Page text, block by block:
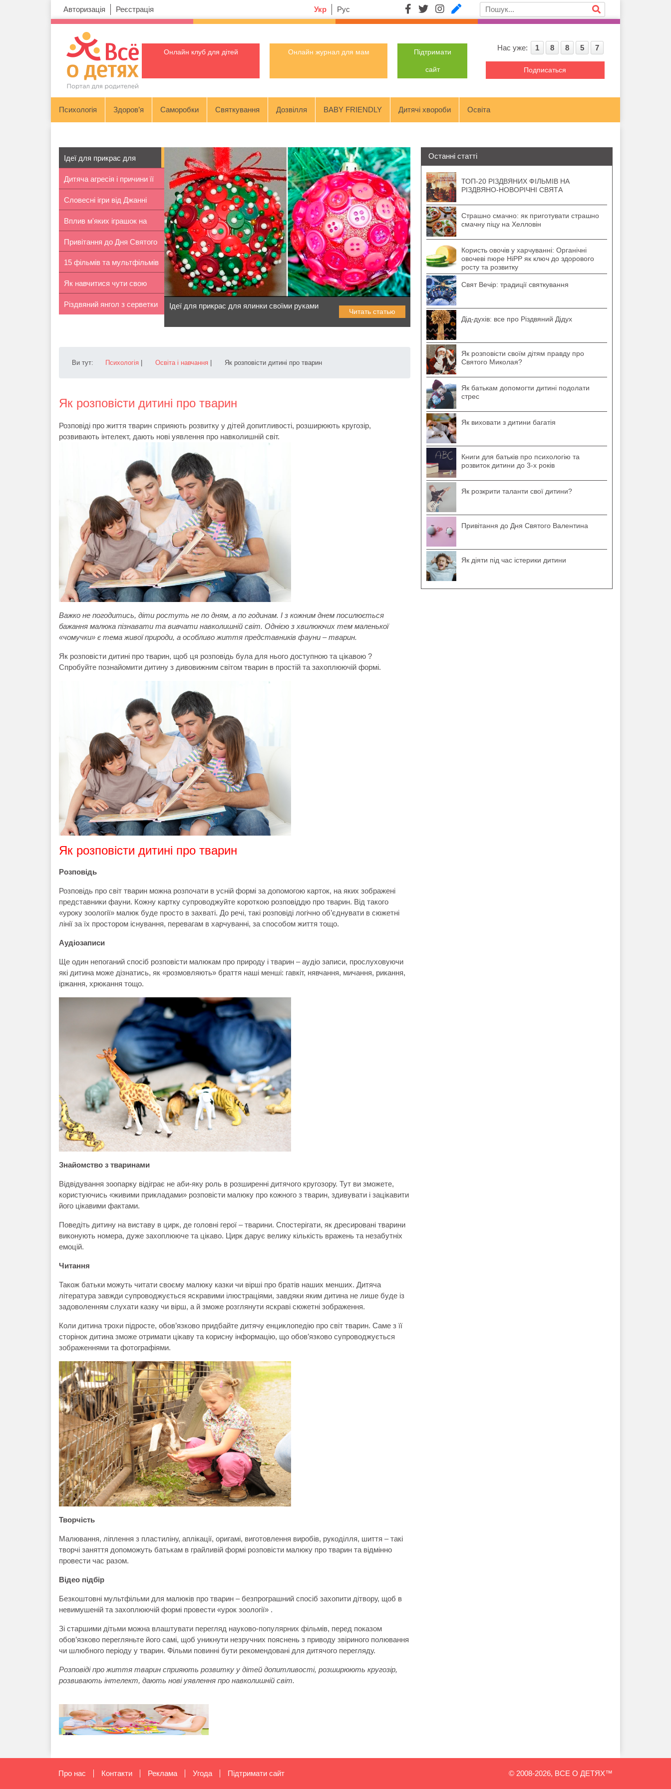
Авторизація Реєстрація Укр Рус
Онлайн клуб для дітей Онлайн журнал для мам Підтримати
сайт
Нас уже: 1 8 8 5 7
Подписаться
Психологія Здоров’я Саморобки Святкування Дозвілля BABY FRIENDLY Дитячі хвороби Освіта
Ідеї для прикрас для
ялинки сво...
Дитяча агресія і причини її
появи
Словесні ігри від Джанні
Родарі
Вплив м'яких іграшок на
розвито...
Привітання до Дня Святого
Вален...
15 фільмів та мультфільмів
про ...
Як навчитися чути свою
дитину
Різдвяний янгол з серветки Ідеї для прикрас для ялинки своїми руками
Читать статью
Ви тут: Психологія Освіта і навчання Як розповісти дитині про тварин
Як розповісти дитині про тварин
Розповіді про життя тварин сприяють розвитку у дітей допитливості, розширюють кругозір,
розвивають інтелект, дають нові уявлення про навколишній світ.
Важко не погодитись, діти ростуть не по дням, а по годинам. І з кожним днем посилюється
бажання малюка пізнавати та вивчати навколишній світ. Однією з хвилюючих тем маленької
«чомучки» є тема живої природи, а особливо життя представників фауни – тварин.
Як розповісти дитині про тварин, щоб ця розповідь була для нього доступною та цікавою ?
Спробуйте познайомити дитину з дивовижним світом тварин в простій та захоплюючій формі.
Як розповісти дитині про тварин
Розповідь
Розповідь про світ тварин можна розпочати в усній формі за допомогою карток, на яких зображені
представники фауни. Кожну картку супроводжуйте короткою розповіддю про тварин. Від такого
«уроку зоології» малюк буде просто в захваті. До речі, такі розповіді логічно об’єднувати в сюжетні
лінії за їх простором існування, перевагам в харчуванні, за способом життя тощо.
Аудіозаписи
Ще один непоганий спосіб розповісти малюкам про природу і тварин – аудіо записи, прослуховуючи
які дитина може дізнатись, як «розмовляють» браття наші менші: гавкіт, нявчання, мичання, рикання,
іржання, хрюкання тощо.
Знайомство з тваринами
Відвідування зоопарку відіграє не аби-яку роль в розширенні дитячого кругозору. Тут ви зможете,
користуючись «живими прикладами» розповісти малюку про кожного з тварин, здивувати і зацікавити
його цікавими фактами.
Поведіть дитину на виставу в цирк, де головні герої – тварини. Спостерігати, як дресировані тварини
виконують номера, дуже захоплююче та цікаво. Цирк дарує велику кількість вражень та незабутніх
емоцій.
Читання
Також батьки можуть читати своєму малюку казки чи вірші про братів наших менших. Дитяча
література завжди супроводжується яскравими ілюстраціями, завдяки яким дитина не лише буде із
задоволенням слухати казку чи вірш, а й зможе розглянути яскраві сюжетні зображення.
Коли дитина трохи підросте, обов’язково придбайте дитячу енциклопедію про світ тварин. Саме з її
сторінок дитина зможе отримати цікаву та корисну інформацію, що обов’язково супроводжується
зображеннями та фотографіями.
Творчість
Малювання, ліплення з пластиліну, аплікації, оригамі, виготовлення виробів, рукоділля, шиття – такі
творчі заняття допоможуть батькам в грайливій формі розповісти малюку про тварин та відмінно
провести час разом.
Відео підбір
Безкоштовні мультфільми для малюків про тварин – безпрограшний спосіб захопити дітвору, щоб в
невимушеній та захоплюючій формі провести «урок зоології» .
Зі старшими дітьми можна влаштувати перегляд науково-популярних фільмів, перед показом
обов’язково перегляньте його самі, щоб уникнути незручних пояснень з приводу звіриного полювання
чи шлюбного періоду у тварин. Фільми повинні бути рекомендовані для дитячого перегляду.
Розповіді про життя тварин сприяють розвитку у дітей допитливості, розширюють кругозір,
розвивають інтелект, дають нові уявлення про навколишній світ.
Останні статті
ТОП-20 РІЗДВЯНИХ ФІЛЬМІВ НА
РІЗДВЯНО-НОВОРІЧНІ СВЯТА
Страшно смачно: як приготувати страшно
смачну піцу на Хелловін
Користь овочів у харчуванні: Органічні
овочеві пюре HiPP як ключ до здорового
росту та розвитку
Свят Вечір: традиції святкування
Дід-духів: все про Різдвяний Дідух
Як розповісти своїм дітям правду про
Святого Миколая?
Як батькам допомогти дитині подолати
стрес
Як виховати з дитини багатія
Книги для батьків про психологію та
розвиток дитини до 3-х років
Як розкрити таланти свої дитини?
Привітання до Дня Святого Валентина
Як діяти під час істерики дитини
Про нас Контакти Реклама Угода Підтримати сайт © 2008-2026, ВСЕ О ДЕТЯХ™